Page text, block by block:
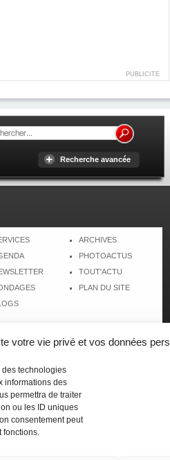
votre vie privé et vos données
des technologies
informations des
permettra de traiter
ou les ID uniques
consentement peut
fonctions.
PUBLICITE
Recherche avancée
ARCHIVES
PHOTOACTUS
TOUT'ACTU
PLAN DU SITE